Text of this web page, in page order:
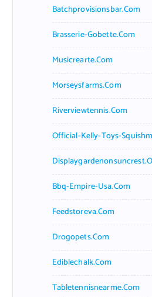
Batchprovisionsbar.com
Brasserie-Gobette.com
Musicrearte.com
Morseysfarms.com
Riverviewtennis.com
Official-Kelly-Toys-
Bbq-Empire-Usa.com
Feedstoreva.com
Drogopets.com
Ediblechalk.com
Tabletennisnearme.com